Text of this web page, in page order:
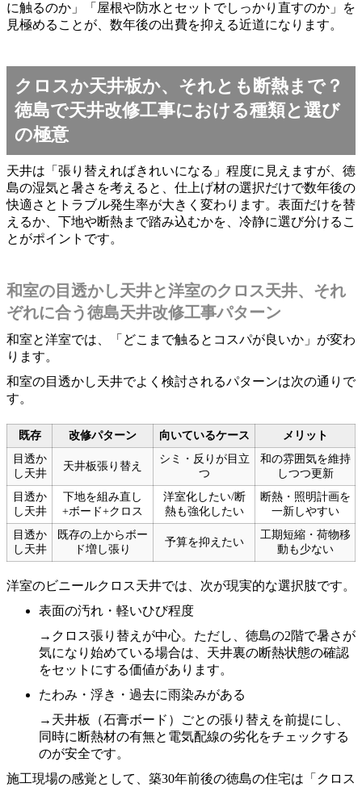
に触るのか」「屋根や防水とセットでしっかり直すのか」を
見極めることが、数年後の出費を抑える近道になります。
クロスか天井板か、それとも断熱まで？
徳島で天井改修工事における種類と選び
の極意
天井は「張り替えればきれいになる」程度に見えますが、徳
島の湿気と暑さを考えると、仕上げ材の選択だけで数年後の
快適さとトラブル発生率が大きく変わります。表面だけを替
えるか、下地や断熱まで踏み込むかを、冷静に選び分けるこ
とがポイントです。
和室の目透かし天井と洋室のクロス天井、それ
ぞれに合う徳島天井改修工事パターン
和室と洋室では、「どこまで触るとコスパが良いか」が変わ
ります。
和室の目透かし天井でよく検討されるパターンは次の通りで
す。
既存 改修パターン 向いているケース
メリット
目透か
し天井
天井板張り替え
シミ・反りが目立
つ
和の雰囲気を維持
しつつ更新
目透か
し天井
下地を組み直し
+ボード+クロス
洋室化したい/断
熱も強化したい
断熱・照明計画を
一新しやすい
目透か
し天井
既存の上からボー
ド増し張り
予算を抑えたい
工期短縮・荷物移
動も少ない
洋室のビニールクロス天井では、次が現実的な選択肢です。
表面の汚れ・軽いひび程度
→クロス張り替えが中心。ただし、徳島の2階で暑さが
気になり始めている場合は、天井裏の断熱状態の確認
をセットにする価値があります。
たわみ・浮き・過去に雨染みがある
→天井板（石膏ボード）ごとの張り替えを前提にし、
同時に断熱材の有無と電気配線の劣化をチェックする
のが安全です。
施工現場の感覚として、築30年前後の徳島の住宅は「クロス